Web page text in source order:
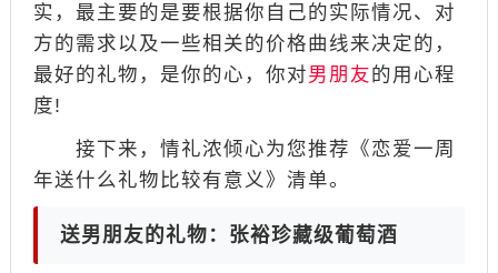
实，最主要的是要根据你自己的实际情况、对
方的需求以及一些相关的价格曲线来决定的，
最好的礼物，是你的心，你对男朋友的用心程
度!
接下来，情礼浓倾心为您推荐《恋爱一周
年送什么礼物比较有意义》清单。
送男朋友的礼物：张裕珍藏级葡萄酒